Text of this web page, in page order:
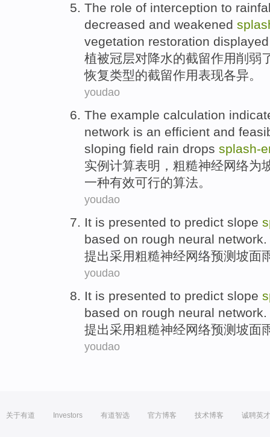
The role of interception to
decreased and weakened
vegetation restoration displayed
植被冠层对降水的截留作用削弱
恢复类型的截留作用表现各异。
youdao
The example calculation
network is an efficient and
sloping field rain drops splash-
实例 计算表明 ， 粗糙神经网络为
一种有效可行的算法。
youdao
It is presented to predict slope
based on rough neural network.
提出采用粗糙神经网络预测 坡面
youdao
It is presented to predict slope
based on rough neural network
提出采用粗糙神经网络预测 坡面
youdao
关于有道 Investors 有道智选 官方博客 技术博客 诚聘英才